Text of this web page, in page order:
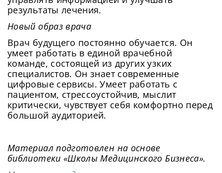
результаты лечения.
Новый образ врача
Врач будущего постоянно обучается. Он
умеет работать в единой врачебной
команде, состоящей из других узких
специалистов. Он знает современные
цифровые сервисы. Умеет работать с
пациентом, стрессоустойчив, мыслит
критически, чувствует себя комфортно перед
большой аудиторией.
Материал подготовлен на основе
библиотеки «Школы Медицинского Бизнеса».